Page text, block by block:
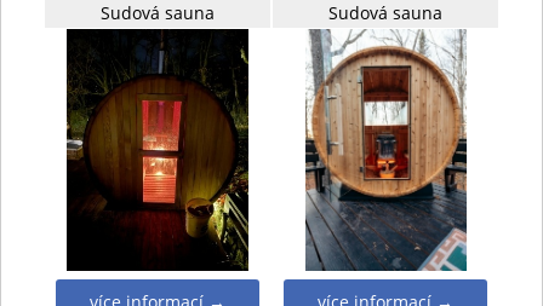
Sudová sauna Sudová sauna